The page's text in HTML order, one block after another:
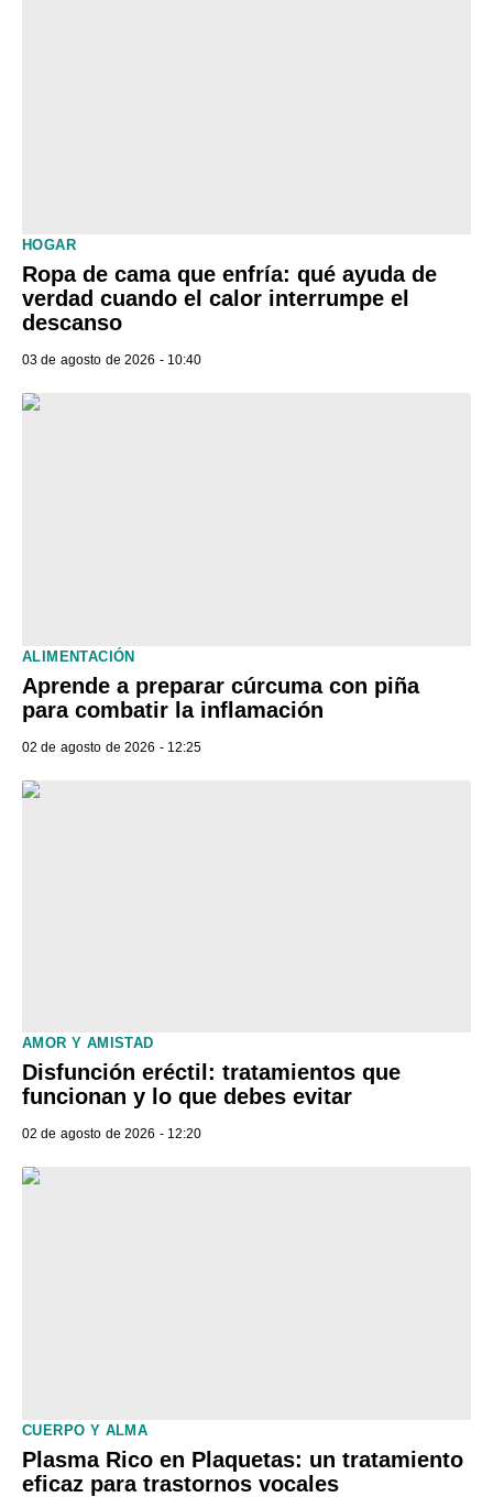
HOGAR
Ropa de cama que enfría: qué ayuda de
verdad cuando el calor interrumpe el
descanso
03 de agosto de 2026 - 10:40
ALIMENTACIÓN
Aprende a preparar cúrcuma con piña
para combatir la inflamación
02 de agosto de 2026 - 12:25
AMOR Y AMISTAD
Disfunción eréctil: tratamientos que
funcionan y lo que debes evitar
02 de agosto de 2026 - 12:20
CUERPO Y ALMA
Plasma Rico en Plaquetas: un tratamiento
eficaz para trastornos vocales